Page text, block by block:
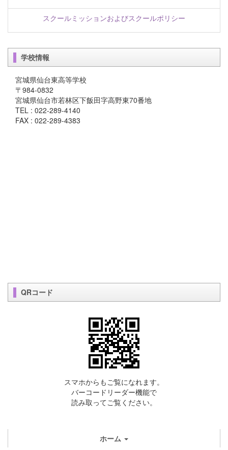
スクールミッションおよびスクールポリシー
学校情報
宮城県仙台東高等学校
〒984-0832
宮城県仙台市若林区下飯田字高野東70番地
TEL : 022-289-4140
FAX : 022-289-4383
QRコード
スマホからもご覧になれます。
バーコードリーダー機能で
読み取ってご覧ください。
ホーム